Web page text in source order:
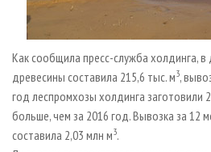
Как сообщила пресс-служба холдинга, в
древесины составила 215,6 тыс. м3,
год леспромхозы холдинга заготовили
больше, чем за 2016 год. Вывозка за 12
составила 2,03 млн м3.